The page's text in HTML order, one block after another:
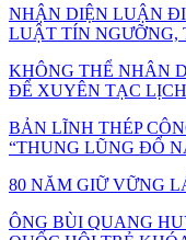
NHẬN DIỆN LUẬN
LUẬT TÍN NGƯỠNG,
KHÔNG THỂ NHÂN
ĐỂ XUYÊN TẠC
BẢN LĨNH THÉP
“THUNG LŨNG ĐỔ
80 NĂM GIỮ VỮNG
ÔNG BÙI QUANG